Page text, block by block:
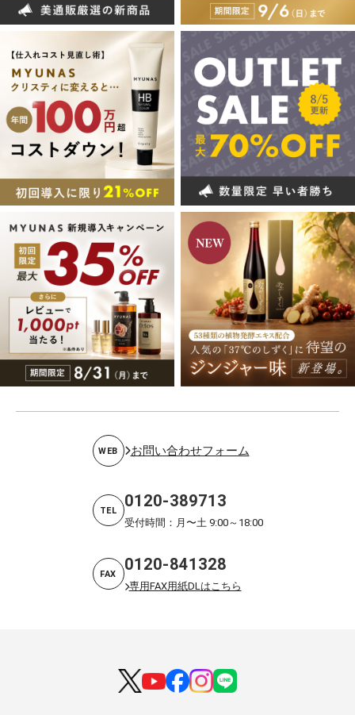
WEB お問い合わせフォーム
TEL 0120-389713
受付時間：月〜土 9:00～18:00
FAX 0120-841328
専用FAX用紙DLはこちら